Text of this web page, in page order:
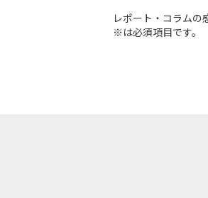
レポート・コラムの
※は必須項目です。